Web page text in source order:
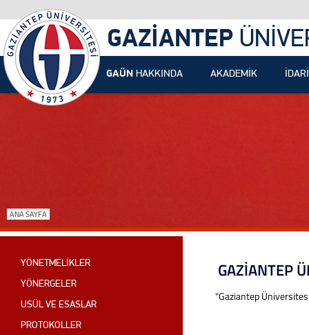
GAZİANTEP
GAÜN HAKKINDA AKADEMİK İDARİ
ANA SAYFA
YÖNETMELİKLER
YÖNERGELER
USÜL VE ESASLAR
PROTOKOLLER
GAZİANTEP
"Gaziantep